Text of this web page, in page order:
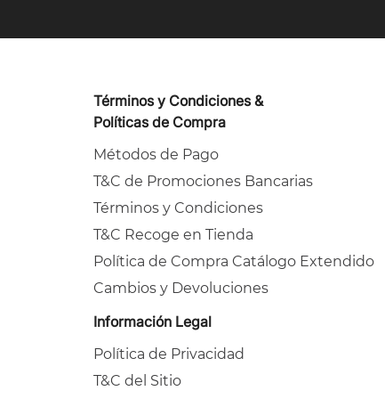
Términos y Condiciones &
Políticas de Compra
Métodos de Pago
T&C de Promociones Bancarias
Términos y Condiciones
T&C Recoge en Tienda
Política de Compra Catálogo Extendido
Cambios y Devoluciones
Información Legal
Política de Privacidad
T&C del Sitio